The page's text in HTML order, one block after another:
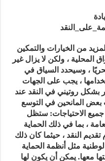
من الخيارات والتمكين
المحلية ، ولكن لا يزال غير
، وسيحدد السياق في
، يجب على الجهات
بشكل روتيني في النقد عند
بعض المانحين في التوسع
جميع الاحتياجات: ستظل
، بما في ذلك الحماية
النقد ، حيثما كان ذلك
مثل أنظمة الحماية
معها. يمكن أن يكون لها